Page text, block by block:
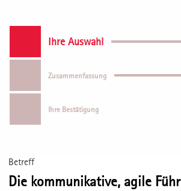
Ihre Auswahl
Zusammenfassung
Ihre Bestätigung
Betreff
Die kommunikative, agile